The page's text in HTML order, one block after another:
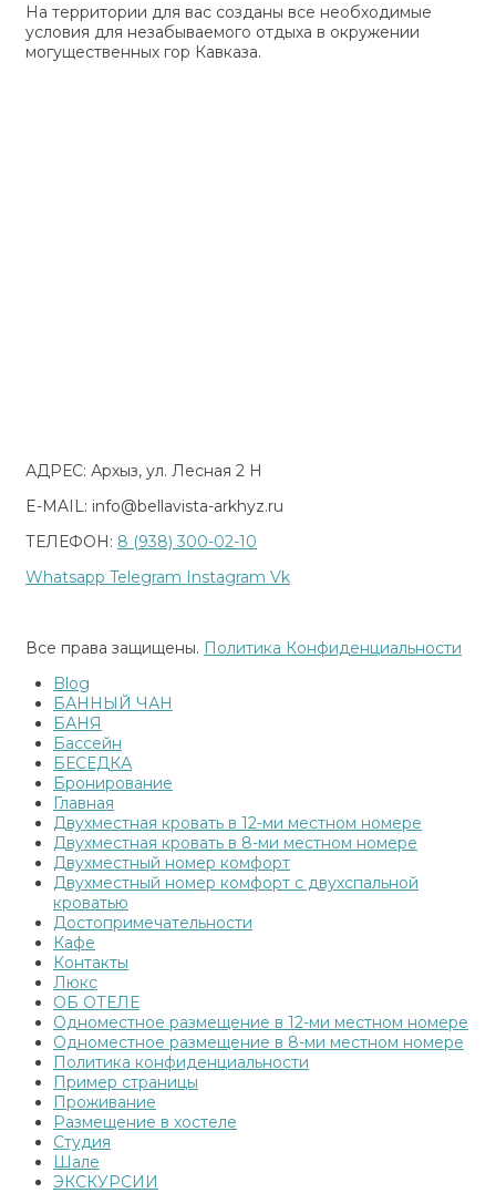
На территории для вас созданы все необходимые
условия для незабываемого отдыха в окружении
могущественных гор Кавказа.
АДРЕС: Архыз, ул. Лесная 2 Н
E-MAIL: info@bellavista-arkhyz.ru
ТЕЛЕФОН: 8 (938) 300-02-10
Whatsapp Telegram Instagram Vk
Все права защищены. Политика Конфиденциальности
Blog
БАННЫЙ ЧАН
БАНЯ
Бассейн
БЕСЕДКА
Бронирование
Главная
Двухместная кровать в 12-ми местном номере
Двухместная кровать в 8-ми местном номере
Двухместный номер комфорт
Двухместный номер комфорт с двухспальной
кроватью
Достопримечательности
Кафе
Контакты
Люкс
ОБ ОТЕЛЕ
Одноместное размещение в 12-ми местном номере
Одноместное размещение в 8-ми местном номере
Политика конфиденциальности
Пример страницы
Проживание
Размещение в хостеле
Студия
Шале
ЭКСКУРСИИ